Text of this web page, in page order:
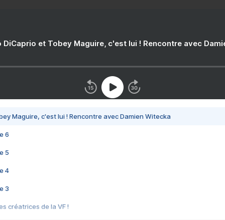
DiCaprio et Tobey Maguire, c'est lui ! Rencontre avec
Maguire, c'est lui ! Rencontre avec Damien Witecka
6
5
4
3
créatrices de la VF !